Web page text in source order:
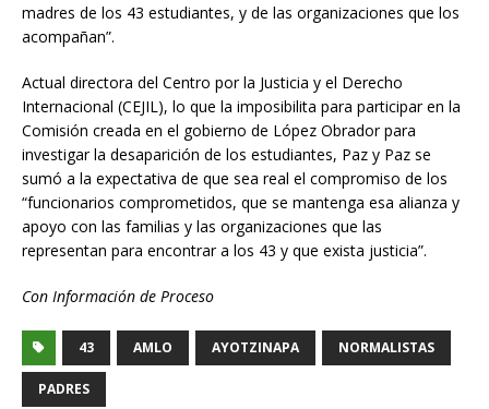
madres de los 43 estudiantes, y de las organizaciones que los
acompañan”.
Actual directora del Centro por la Justicia y el Derecho
Internacional (CEJIL), lo que la imposibilita para participar en la
Comisión creada en el gobierno de López Obrador para
investigar la desaparición de los estudiantes, Paz y Paz se
sumó a la expectativa de que sea real el compromiso de los
“funcionarios comprometidos, que se mantenga esa alianza y
apoyo con las familias y las organizaciones que las
representan para encontrar a los 43 y que exista justicia”.
Con Información de Proceso
43 AMLO AYOTZINAPA NORMALISTAS
PADRES